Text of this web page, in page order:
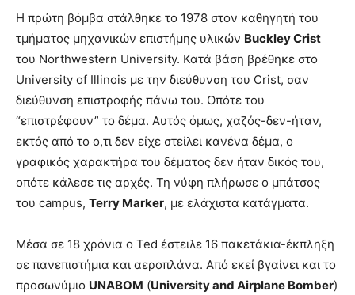
Η πρώτη βόμβα στάλθηκε το 1978 στον καθηγητή του
τμήματος μηχανικών επιστήμης υλικών Buckley Crist
του Northwestern University. Κατά βάση βρέθηκε στο
University of Illinois με την διεύθυνση του Crist, σαν
διεύθυνση επιστροφής πάνω του. Οπότε του
“επιστρέφουν” το δέμα. Αυτός όμως, χαζός-δεν-ήταν,
εκτός από το ο,τι δεν είχε στείλει κανένα δέμα, ο
γραφικός χαρακτήρα του δέματος δεν ήταν δικός του,
οπότε κάλεσε τις αρχές. Τη νύφη πλήρωσε ο μπάτσος
του campus, Terry Marker, με ελάχιστα κατάγματα.
Μέσα σε 18 χρόνια ο Ted έστειλε 16 πακετάκια-έκπληξη
σε πανεπιστήμια και αεροπλάνα. Από εκεί βγαίνει και το
προσωνύμιο UNABOM (University and Airplane Bomber)